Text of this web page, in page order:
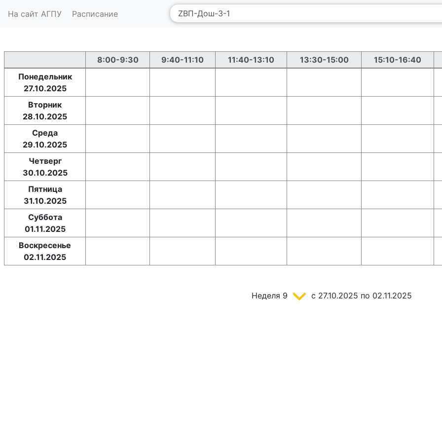
На сайт АГПУ Расписание
8:00-9:30 9:40-11:10 11:40-13:10 13:30-15:00 15:10-16:40
Понедельник
27.10.2025
Вторник
28.10.2025
Среда
29.10.2025
Четверг
30.10.2025
Пятница
31.10.2025
Суббота
01.11.2025
Воскресенье
02.11.2025
Неделя 9 c 27.10.2025 по 02.11.2025